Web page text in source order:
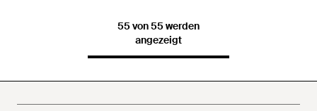
55 von 55 werden
angezeigt